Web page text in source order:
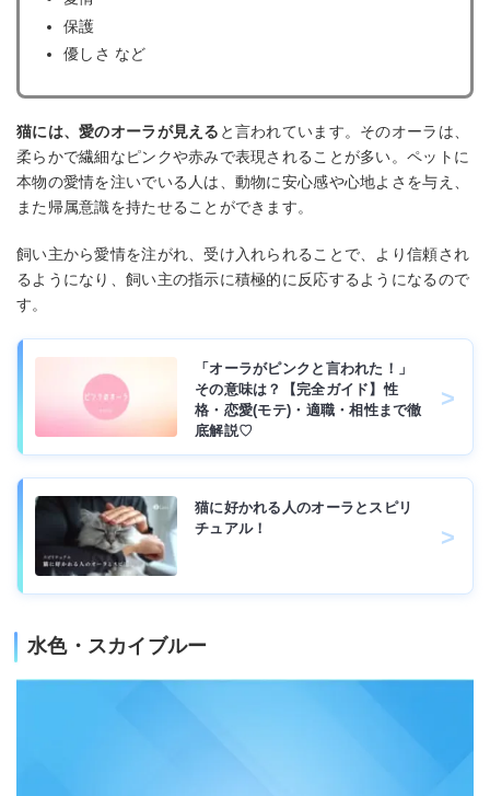
保護
優しさ など
猫には、愛のオーラが見える と言われています。そのオーラは、
柔らかで繊細なピンクや赤みで表現されることが多い。ペットに
本物の愛情を注いでいる人は、動物に安心感や心地よさを与え、
また帰属意識を持たせることができます。
飼い主から愛情を注がれ、受け入れられることで、より信頼され
るようになり、飼い主の指示に積極的に反応するようになるので
す。
「オーラがピンクと言われた！」
その意味は？【完全ガイド】性
格・恋愛(モテ)・適職・相性まで徹
底解説♡
猫に好かれる人のオーラとスピリ
チュアル！
水色・スカイブルー